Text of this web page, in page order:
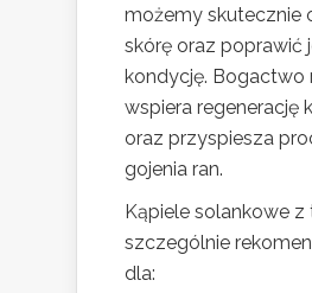
możemy skutecznie
skórę oraz poprawić
kondycję. Bogactwo
wspiera regenerację
oraz przyspiesza
gojenia ran.
Kąpiele solankowe z
szczególnie
dla: